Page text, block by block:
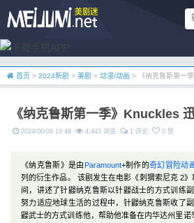
首页 > 2024新剧 > 美剧 > 动漫/动画 > 《纳克鲁斯第一
《纳克鲁斯第一季》Knuckles
2024/06/09 19:48 4,443 浏览 1 评论 0 赞
《纳克鲁斯》是由 Paramount+制作的奇幻冒险动
列的衍生作品。 该剧发生在电影《刺猬索尼克 2
间，讲述了针鼹纳克鲁斯以针鼹战士的方式训练
努力适应地球生活的过程中，针鼹纳克鲁斯收了
鼹武士的方式训练他，帮助他准备在内华达州里